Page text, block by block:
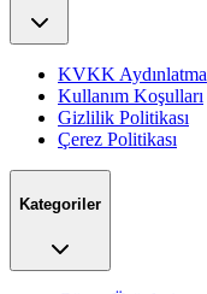
KVKK Aydınlatma
Kullanım Koşulları
Gizlilik Politikası
Çerez Politikası
Kategoriler